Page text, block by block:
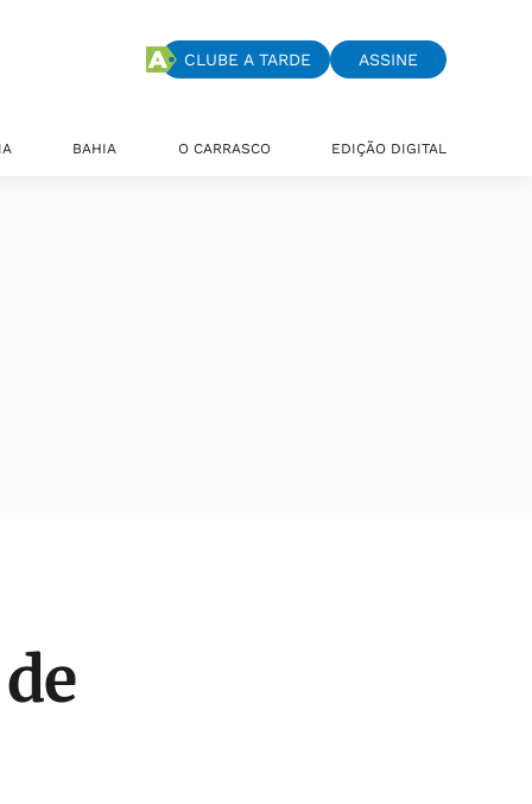
CLUBE A TARDE ASSINE
BAHIA O CARRASCO EDIÇÃO DIGITAL